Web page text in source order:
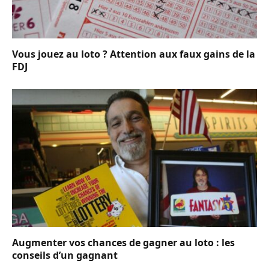
Vous jouez au loto ? Attention aux faux gains de la
FDJ
Augmenter vos chances de gagner au loto : les
conseils d’un gagnant